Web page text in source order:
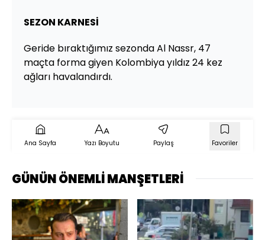
SEZON KARNESİ
Geride bıraktığımız sezonda Al Nassr, 47
maçta forma giyen Kolombiya yıldız 24 kez
ağları havalandırdı.
Ana Sayfa Yazı Boyutu Paylaş Favoriler
GÜNÜN ÖNEMLİ MANŞETLERİ